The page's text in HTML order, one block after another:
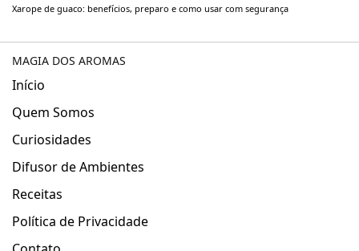
Xarope de guaco: benefícios, preparo e como usar com segurança
MAGIA DOS AROMAS
Início
Quem Somos
Curiosidades
Difusor de Ambientes
Receitas
Política de Privacidade